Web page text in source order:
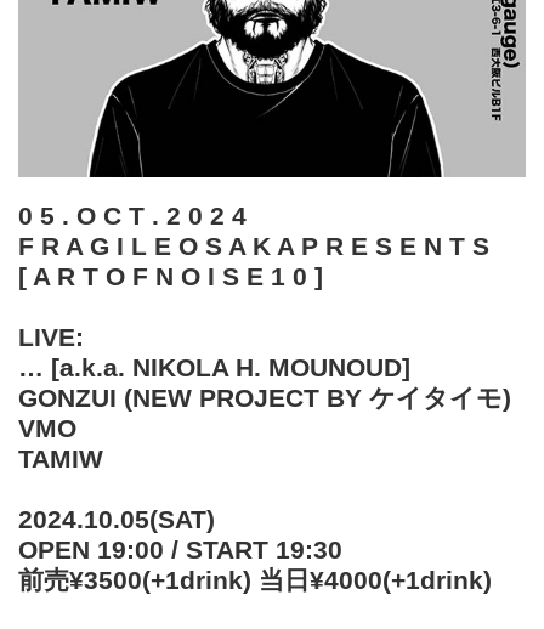
0 5 . O C T . 2 0 2 4
F R A G I L E O S A K A P R E S E N T S
[ A R T O F N O I S E 1 0 ]
LIVE:
… [a.k.a. NIKOLA H. MOUNOUD]
GONZUI (NEW PROJECT BY ケイタイモ)
VMO
TAMIW
2024.10.05(SAT)
OPEN 19:00 / START 19:30
前売¥3500(+1drink) 当日¥4000(+1drink)